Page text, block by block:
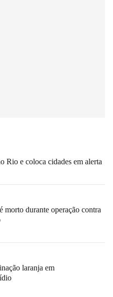
Rio e coloca cidades em alerta
morto durante operação contra
laranja em